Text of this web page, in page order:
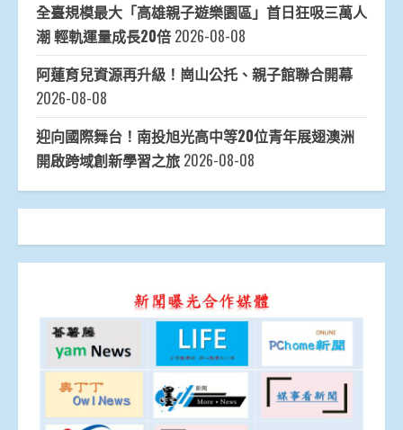
全臺規模最大「高雄親子遊樂園區」首日狂吸三萬人
潮 輕軌運量成長20倍 2026-08-08
阿蓮育兒資源再升級！崗山公托、親子館聯合開幕
2026-08-08
迎向國際舞台！南投旭光高中等20位青年展翅澳洲
開啟跨域創新學習之旅 2026-08-08